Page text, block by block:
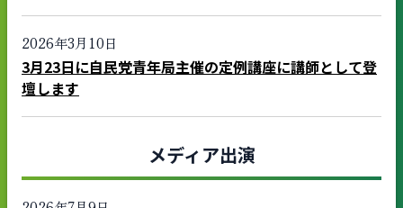
2026年3月10日
3月23日に自民党青年局主催の定例講座に講師として登
壇します
メディア出演